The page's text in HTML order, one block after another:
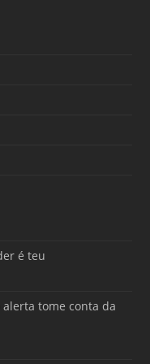
é teu
tome conta da